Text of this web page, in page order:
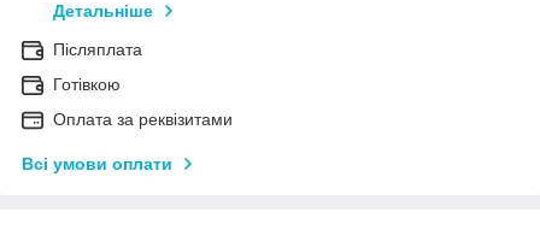
Детальніше
Післяплата
Готівкою
Оплата за реквізитами
Всі умови оплати